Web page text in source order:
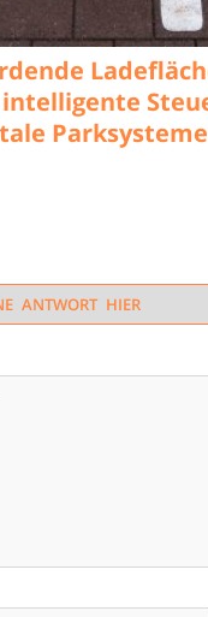
Parksysteme
ANTWORT HIER